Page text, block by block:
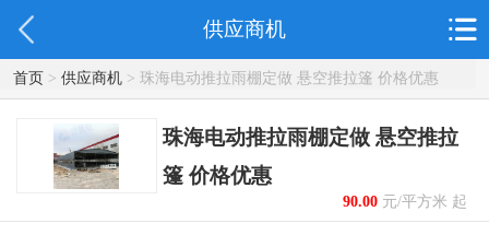
供应商机
首页> 供应商机> 珠海电动推拉雨棚定做 悬空推拉篷 价格优惠
珠海电动推拉雨棚定做 悬空推拉
篷 价格优惠
90.00元/平方米 起